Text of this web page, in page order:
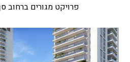
פרויקט מגורים ברחוב